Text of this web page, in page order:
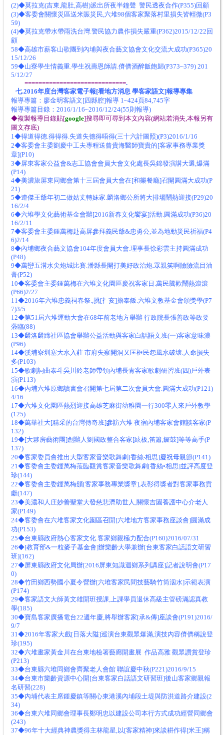
(2)◆莫拉克(吉東,龍肚,高樹)派出所夜半鐘聲 警民透夜合作(P355)回顧
(3)◆客委會關懷災區送米賑災民,六堆98個客家聚落村里損失皆輕微(P3
59)
(4)◆莫拉克帶水帶雨洗台灣.警民協力農作損失嚴重(P362)2015/12/22回
顧
58◆高雄市薪客山歌團到內埔與夜合藝文協會文化交流大成功(P365)20
15/12/26
59◆山寮學生情義重.學生祝壽恩師請.儕儕酒醉飯飽歸(P373~379) 201
5/12/27
=============================.
七.2016年度台灣客家電子報[看地方消息 學客家語文]報導專集
報導專篇：廖金明客語文[四縣腔]報導 1~424頁84,745字
報導專篇目錄：2016/1/16~2016/12/24(55則報導)
◆複製報導目錄貼[google]搜尋即可尋到本文內容(網站若消失,本報另有
圖文存底)
1◆得道得德.得得得.失道失德得唔得(三十六計圖照)(P3)2016/1/16
2◆客委會主委劉慶中工夫專程送曾貴海醫師寶貴的[客家事務專業獎
章](P10)
3◆屏東客家公益會&志工協會會員大會文化處長吳錦發演講大選,爆滿
(P14)
4◆美濃旅屏東同鄉會第十三屆會員大會在[和樂餐廳]召開圓滿大成功(P
21)
5◆連傑王爺年初二做姑丈轉妹家.麟洛鄉公所將大排場鬧熱迎接(P29)20
16/2/4
6◆六堆學文化藝術基金會辦[2016新春文化饗宴]活動.圓滿成功(P36)20
16/2/11
7◆客委會主委鍾萬梅赴高屏參拜義民爺&忠勇公,並為地動災民祈福(P4
6)2/14
8◆內埔鄉夜合藝文協會104年度會員大會.理事長徐彩雲主持圓滿成功
(P48)
9◆萬巒五溝水尖炮城比賽.潘縣長開打美好政治炮.眾親笑啊險險流目油
膏(P52)
10◆客委會主委鍾萬梅在六堆文化園區慶祝客家日.萬民騰歡鬧熱滾滾
(P66)2/27
11◆2016年六堆忠義祠春祭.,挑[扌亥]擔奉飯.六堆文教基金會頒獎學(P7
7)3/5
12◆第51屆六堆運動大會在68年前老地方舉辦 行政院長張善政等政要
蒞臨(88)
13◆麟洛麟蹄社區協會舉辦公益活動與客家白話語文班(一)客家意味濃
(P96)
14◆溪埔寮圳塞大水入莊 市府失察開洞又匡框民怨風水破壞.人命損失
多(P103)
15◆歌劇詞曲泰斗吳川鈴老師帶領內埔長青客家歌劇研習班(四)戶外表
演(P113)
16◆內埔六堆原鄉讀書會召開第七屆第二次會員大會.圓滿大成功(P121)
4/16
17◆六堆文化園區熱烈迎接高雄芝麻街幼稚園一行300零人來戶外教學
(125)
18◆萬華社大[精采的台灣傳奇班]參訪六堆 夜宿內埔客家會館談客家(P
132)
19◆[大夥房藝術團]創辦人劉國政整合客家[絃板,笛簫,鑼鼓]等等高手(P
137)
20◆客家委員會推出大型客家音樂歌舞劇[香絲‧相思]慶祝母親節(P141)
21◆客委會主委鍾萬梅蒞臨觀賞客家音樂歌舞劇[香絲•相思]並評高度登
珍(144)
22◆客委會主委鍾萬梅頒[客家事務專業獎章],表彰得獎者對客家事務貢
獻(147)
23◆美濃和人庄妙善聖堂大發慈悲濟助世人,關懷吉園養護中心介老人
家(P149)
24◆客委會在六堆客家文化園區召開[六堆地方客家事務座談會]圓滿成
功(P153)
25◆台東縣政府熱心客家文化.客家鄉親極力配合(P160)2016/07/31
26◆[教育部&一粒麥子基金會]辦樂齡大學兼辦[台東客家白話語文研習
班](162)
27◆屏東縣政府文化局辦[2016屏東知識迴鄉系列講座]記者說明會(P17
0)
28◆竹田鄉西勢國小夏令營辦[六堆客家民間技藝騎竹筒泅水]示範表演
(P174)
29◆客家語文大師黃文雄開班授課,上課學員退休高級主管磅滿認真教
學(185)
30◆寶島客家廣播電台22週年慶,將舉辦客家[承&傳]座談會(P191)2016/
9/7
31◆2016年客家大戲[日落大隘]巡演台東觀眾爆滿,演技內容儕儕稱說登
珍(195)
32◆六堆畫家黃金川在台東地檢署藝廊開畫展 作品高雅 觀眾讚賞登珍
(P213)
33◆台東縣六堆同鄉會齊聚老人會館 聯誼慶中秋(P221)2016/9/15
34◆台東市樂齡資源中心開[台東客家白話語文研習班]後山客家鄉親報
名研習(228)
35◆內埔代表主席鍾慶鎮等關心東港溪內埔段土堤與防洪道路介建設(2
34)
36◆台東六堆同鄉會理事長鄭明忠以建設公司本行方式成功經營同鄉會
(243)
37◆96年十大經典神農獎得主林龍星,以[客家精神]來談耕作得[米王]稱